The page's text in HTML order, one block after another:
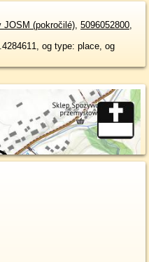
JOSM (pokročilé), 5096052800,
og type: place, og